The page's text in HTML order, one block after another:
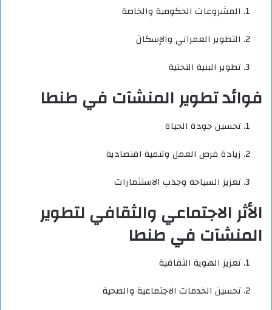
المشروعات الحكومية والخاصة
التطوير العمراني والإسكان
تطوير البنية التحتية
فوائد تطوير المنشآت في طنطا
تحسين جودة الحياة
زيادة فرص العمل وتنمية اقتصادية
تعزيز السياحة وجذب الاستثمارات
الأثر الاجتماعي والثقافي لتطوير
المنشآت في طنطا
تعزيز الهوية الثقافية
تحسين الخدمات الاجتماعية والصحية